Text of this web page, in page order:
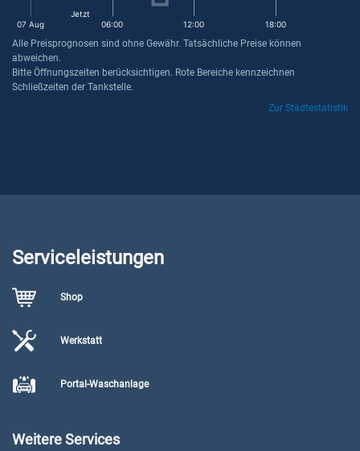
07 Aug 06:00 12:00 18:00
Jetzt
Alle Preisprognosen sind ohne Gewähr. Tatsächliche Preise können
abweichen.
Bitte Öffnungszeiten berücksichtigen. Rote Bereiche kennzeichnen
Schließzeiten der Tankstelle.
Zur Städtestatistik
Serviceleistungen
Shop
Werkstatt
Portal-Waschanlage
Weitere Services